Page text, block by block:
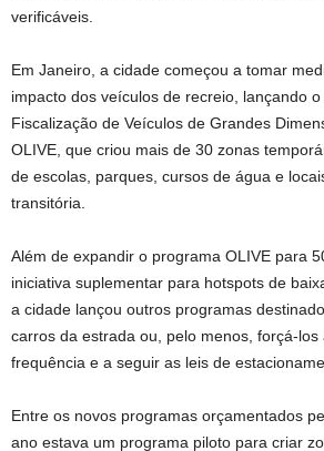
verificáveis.
Em Janeiro, a cidade começou a tomar
impacto dos veículos de recreio, lançando
Fiscalização de Veículos de Grandes
OLIVE, que criou mais de 30 zonas
de escolas, parques, cursos de água e
transitória.
Além de expandir o programa OLIVE para
iniciativa suplementar para hotspots de
a cidade lançou outros programas
carros da estrada ou, pelo menos, forçá-los
frequência e a seguir as leis de
Entre os novos programas orçamentados
ano estava um programa piloto para criar